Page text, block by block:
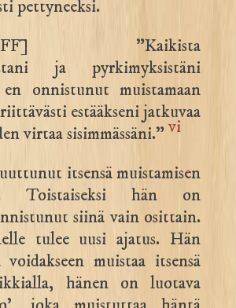
pettyneeksi.
”Kaikista
ja pyrkimyksistäni
onnistunut muistamaan
estääkseni jatkuvaa
virtaa sisimmässäni.”vi
itsensä muistamisen
Toistaiseksi hän on
siinä vain osittain.
tulee uusi ajatus. Hän
muistaa itsensä
hänen on luotava